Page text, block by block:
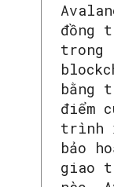
đồng
trong
bằng
điểm
trình
bảo
giao